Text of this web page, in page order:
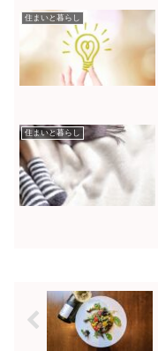
住まいと暮らし
住まいと暮らし